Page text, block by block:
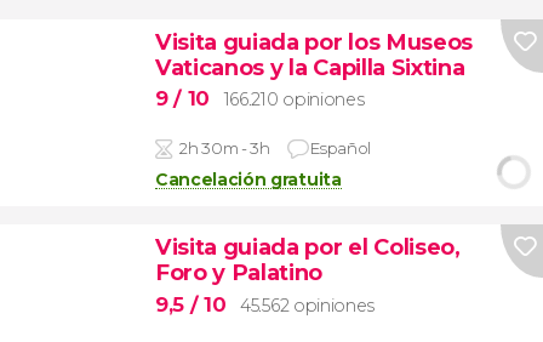
Visita guiada por los Museos
Vaticanos y la Capilla Sixtina
9/ 10 166.210 opiniones
2h 30m - 3h Español
Cancelación gratuita
Visita guiada por el Coliseo,
Foro y Palatino
9,5 / 10 45.562 opiniones